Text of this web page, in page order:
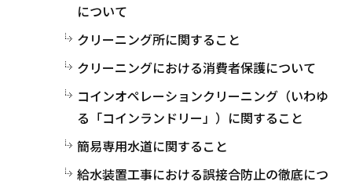
について
クリーニング所に関すること
クリーニングにおける消費者保護について
コインオペレーションクリーニング（いわゆ
る「コインランドリー」）に関すること
簡易専用水道に関すること
給水装置工事における誤接合防止の徹底につ